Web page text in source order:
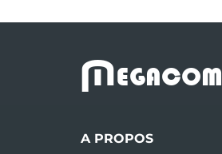
MEGACOM
A PROPOS